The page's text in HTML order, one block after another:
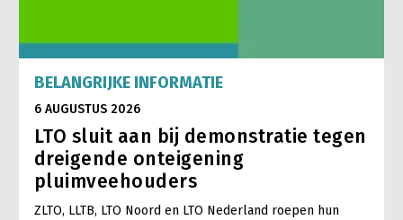
BELANGRIJKE INFORMATIE
6 AUGUSTUS 2026
LTO sluit aan bij demonstratie tegen
dreigende onteigening
pluimveehouders
ZLTO, LLTB, LTO Noord en LTO Nederland roepen hun